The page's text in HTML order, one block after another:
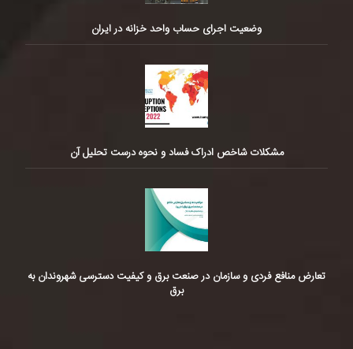
وضعیت اجرای حساب واحد خزانه در ایران
مشکلات شاخص ادراک فساد و نحوه درست تحلیل آن
تعارض منافع فردی و سازمان در صنعت برق و کیفیت دسترسی شهروندان به
برق